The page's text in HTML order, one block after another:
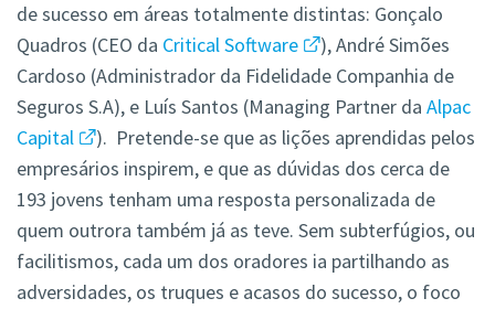
de sucesso em áreas totalmente distintas: Gonçalo
Quadros (CEO da Critical Software
), André Simões
Cardoso (Administrador da Fidelidade Companhia de
Seguros S.A), e Luís Santos (Managing Partner da Alpac
Capital
). Pretende-se que as lições aprendidas pelos
empresários inspirem, e que as dúvidas dos cerca de
193 jovens tenham uma resposta personalizada de
quem outrora também já as teve. Sem subterfúgios, ou
facilitismos, cada um dos oradores ia partilhando as
adversidades, os truques e acasos do sucesso, o foco